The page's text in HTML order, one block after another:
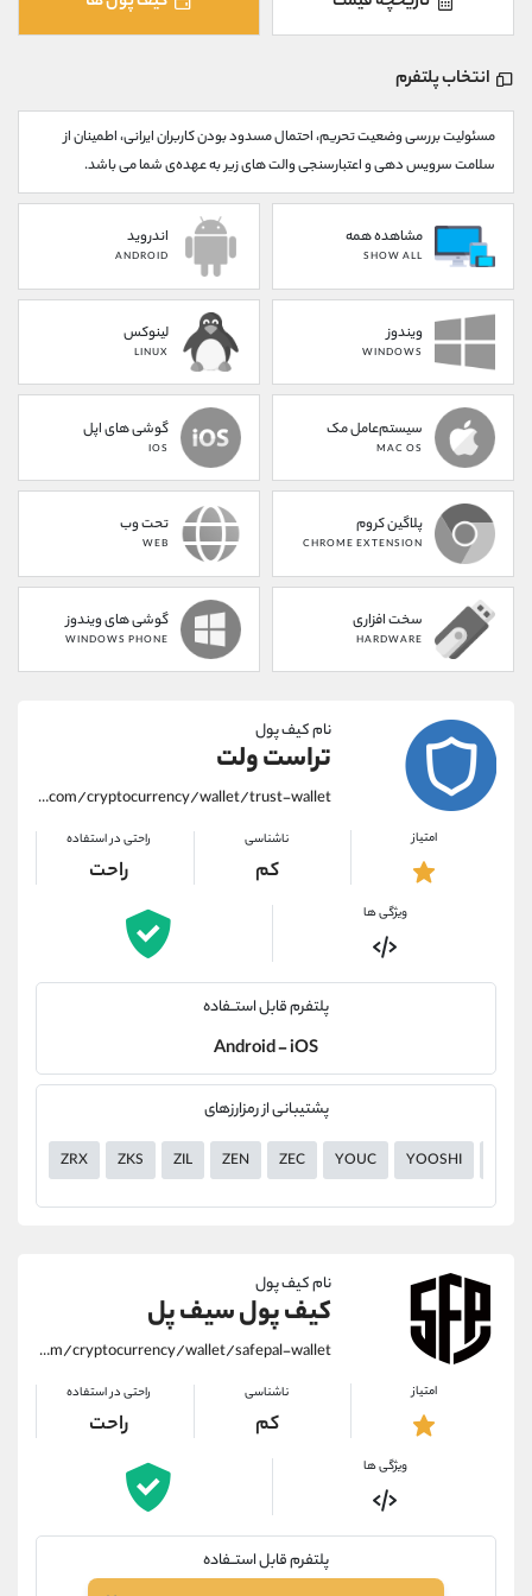
انتخاب پلتفرم
مسئولیت بررسی وضعیت تحریم، احتمال مسدود بودن کاربران ایرانی، اطمینان از
سلامت سرویس دهی و اعتبارسنجی والت های زیر به عهده‌ی شما می باشد.
مشاهده همه
SHOW ALL
اندروید
ANDROID
ویندوز
WINDOWS
لینوکس
LINUX
سیستم‌عامل مک
MAC OS
گوشی های اپل
IOS
پلاگین کروم
CHROME EXTENSION
تحت وب
WEB
سخت افزاری
HARDWARE
گوشی های ویندوز
WINDOWS PHONE
نام کیف پول
تراست ولت
https://alirezamehrabi.com/cryptocurrency/wallet/trust-wallet
امتیاز ناشناسی
کم
راحتی در استفاده
راحت
ویژگی ها
پلتفرم قابل استــفاده
Android - iOS
پشتیبانی از رمزارزهای
ZRX ZKS ZIL ZEN ZEC YOUC YOOSHI
نام کیف پول
کیف پول سیف پل
https://alirezamehrabi.com/cryptocurrency/wallet/safepal-wallet
امتیاز ناشناسی
کم
راحتی در استفاده
راحت
ویژگی ها
پلتفرم قابل استــفاده
@alirezamehrabi_official